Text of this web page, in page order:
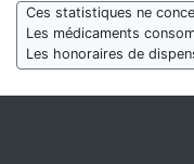
Ces statistiques ne
Les médicaments
Les honoraires de